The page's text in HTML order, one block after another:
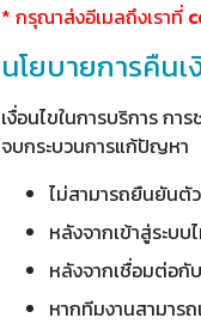
* กรุณาส่งอีเมลถึงเราที่
นโยบายการคืนเ
เงื่อนไขในการบริการ ก
จบกระบวนการแก้ปัญหา
ไม่สามารถยืนยันตั
หลังจากเข้าสู่ระบบ
หลังจากเชื่อมต่อกั
หากทีมงานสามาร